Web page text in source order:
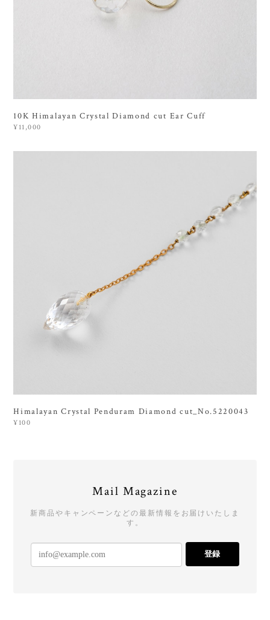
10K Himalayan Crystal Diamond cut Ear Cuff
¥11,000
Himalayan Crystal Penduram Diamond cut_No.5220043
¥100
Mail Magazine
新商品やキャンペーンなどの最新情報をお届けいたしま
す。
登録